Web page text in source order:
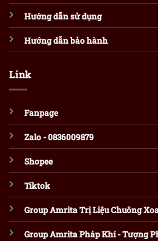
Hướng dẫn sử dụng
Hướng dẫn bảo hành
Link
Fanpage
Zalo - 0836009879
Shopee
Tiktok
Group Amrita Trị Liệu Chuông
Group Amrita Pháp Khí - Tượng